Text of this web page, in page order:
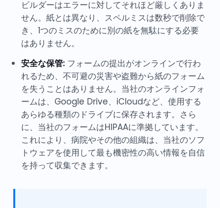
ビルダーはエラーに対してそれほど厳しくありま
せん。紙とは異なり、スペルミスは数秒で削除で
き、1つのミスのために別の紙を無駄にする必要
はありません。
安全な保管:フォームの提出がオンラインで行わ
れるため、不可避の災害や盗難から紙のフォーム
を失うことはありません。当社のオンラインフォ
ームは、Google Drive、iCloudなど、使用する
あらゆる種類のドライブに保存されます。さら
に、当社のフォームはHIPAAに準拠しています。
これにより、病院やその他の組織は、当社のソフ
トウェアを使用して最も機密性の高い情報を自信
を持って収集できます。